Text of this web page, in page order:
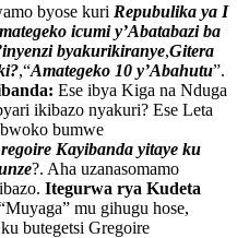
byose kuri Repubulika ya I
icumi y’Abatabazi ba
byakurikiranye,Gitera
,“Amategeko 10 y’Abahutu”.
Ese ibya Kiga na Nduga
ikibazo nyakuri? Ese Leta
bumwe
Kayibanda yitaye ku
?. Aha uzanasomamo
Itegurwa rya Kudeta
mu gihugu hose,
butegetsi Gregoire